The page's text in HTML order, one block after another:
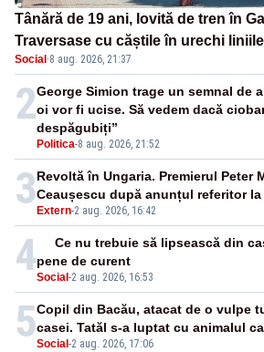
Tânără de 19 ani, lovită de tren în
Traversase cu căștile în urechi
nepermis
Social ·8 aug. 2026, 21:37
2
Politica-8 aug. 2026, 21:52
George Simion trage un semnal de
oi vor fi ucise. Să vedem dacă
despăgubiți”
3 Extern-2 aug. 2026, 16:42
Revoltă în Ungaria. Premierul Peter
Ceaușescu după anunțul referitor
4Social -2 aug. 2026, 16:53
Ce nu trebuie să lipsească din
pene de curent
5Social -2 aug. 2026, 17:06
Copil din Bacău, atacat de o vulpe
casei. Tatăl s-a luptat cu animalul